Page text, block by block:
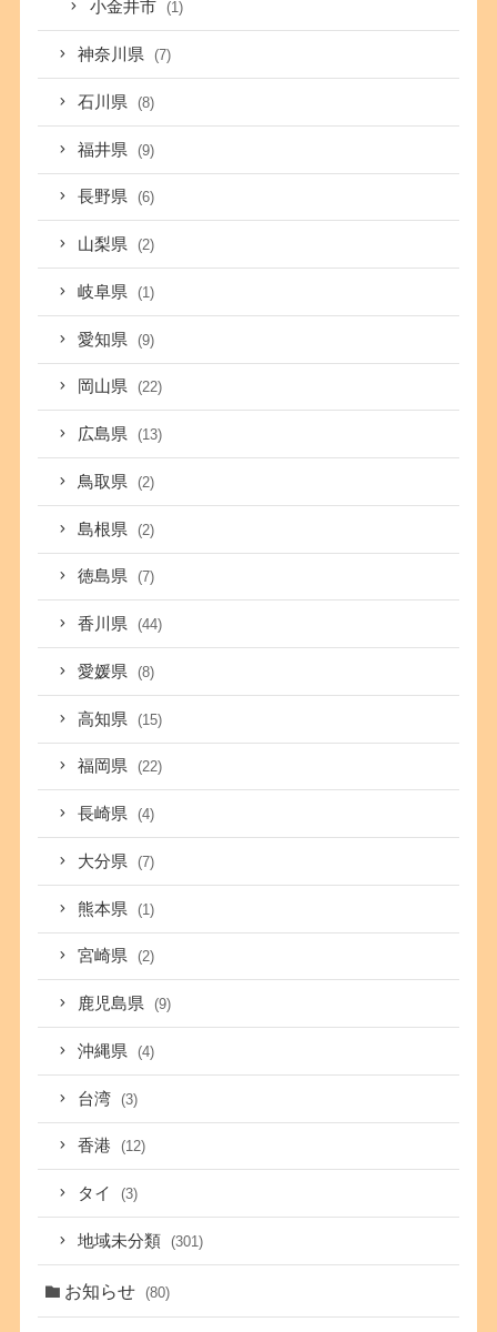
小金井市 (1)
神奈川県 (7)
石川県 (8)
福井県 (9)
長野県 (6)
山梨県 (2)
岐阜県 (1)
愛知県 (9)
岡山県 (22)
広島県 (13)
鳥取県 (2)
島根県 (2)
徳島県 (7)
香川県 (44)
愛媛県 (8)
高知県 (15)
福岡県 (22)
長崎県 (4)
大分県 (7)
熊本県 (1)
宮崎県 (2)
鹿児島県 (9)
沖縄県 (4)
台湾 (3)
香港 (12)
タイ (3)
地域未分類 (301)
お知らせ (80)